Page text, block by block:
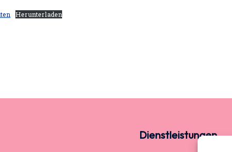
Herunterladen
Dienstleistungen